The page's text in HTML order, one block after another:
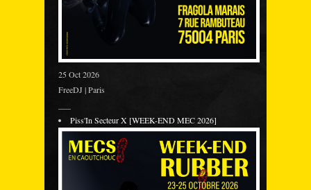
25 Oct 2026
FreeDJ | Paris
Piss'In Secteur X [WEEK-END MEC 2026]